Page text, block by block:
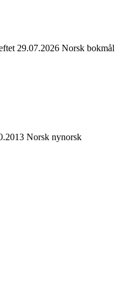
29.07.2026 Norsk bokmål
Norsk nynorsk